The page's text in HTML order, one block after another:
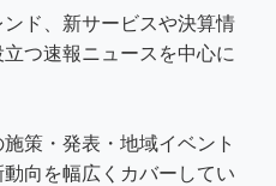
ド、新サービスや決算情
つ速報ニュースを中心に
策・発表・地域イベント
向を幅広くカバーしてい